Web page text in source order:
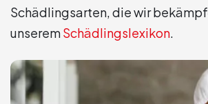
Schädlingsarten, die wir
unseremSchädlingslexikon.